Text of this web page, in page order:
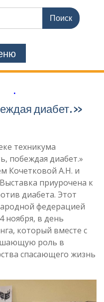
диабет.»
техникума
побеждая диабет.»
Кочетковой А.Н. и
приурочена к
диабета. Этот
федерацией
ноября, в день
который вместе с
роль в
спасающего жизнь